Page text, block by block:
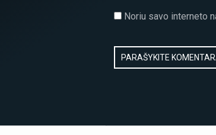
Noriu savo interneto